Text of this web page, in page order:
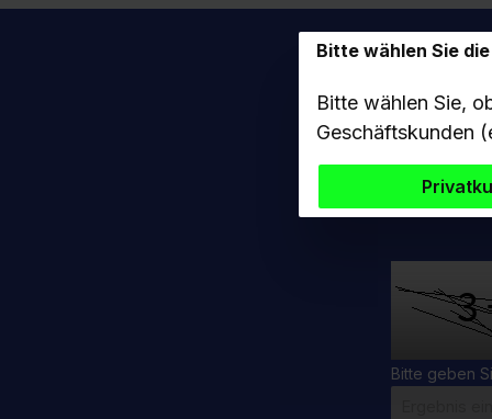
Sie
Bitte geben
Bitte wählen Sie
Bitte wählen Sie,
Geschäftskunden